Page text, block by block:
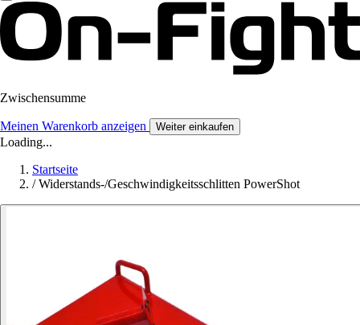
Zwischensumme
Meinen Warenkorb anzeigen Weiter einkaufen
Loading...
Startseite
/ Widerstands-/Geschwindigkeitsschlitten PowerShot